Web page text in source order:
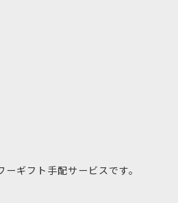
ギフト手配サービスです。